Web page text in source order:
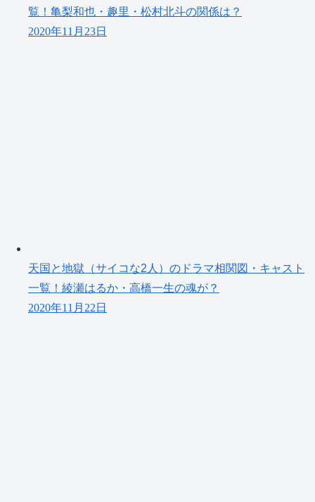
覧！亀梨和也・趣里・松村北斗の関係は？
2020年11月23日
天国と地獄（サイコな2人）のドラマ相関図・キャスト
一覧！綾瀬はるか・高橋一生の魂が？
2020年11月22日